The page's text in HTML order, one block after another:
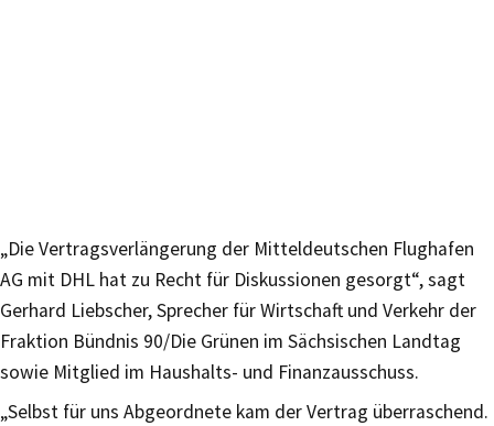
„Die Vertragsverlängerung der Mitteldeutschen Flughafen
AG mit DHL hat zu Recht für Diskussionen gesorgt“, sagt
Gerhard Liebscher, Sprecher für Wirtschaft und Verkehr der
Fraktion Bündnis 90/Die Grünen im Sächsischen Landtag
sowie Mitglied im Haushalts- und Finanzausschuss.
„Selbst für uns Abgeordnete kam der Vertrag überraschend.